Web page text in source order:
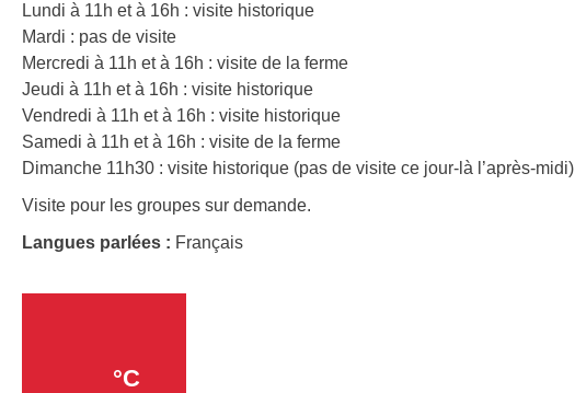
Lundi à 11h et à 16h : visite historique
Mardi : pas de visite
Mercredi à 11h et à 16h : visite de la ferme
Jeudi à 11h et à 16h : visite historique
Vendredi à 11h et à 16h : visite historique
Samedi à 11h et à 16h : visite de la ferme
Dimanche 11h30 : visite historique (pas de visite ce jour-là l’après-midi)
Visite pour les groupes sur demande.
Langues parlées : Français